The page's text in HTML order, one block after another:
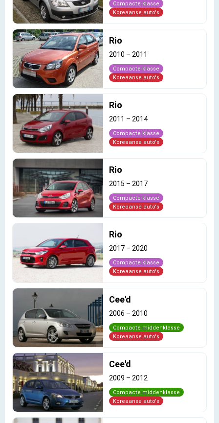
Compacte klasse
Koreaanse auto's
Rio
2010 – 2011
Compacte klasse
Koreaanse auto's
Rio
2011 – 2014
Compacte klasse
Koreaanse auto's
Rio
2015 – 2017
Compacte klasse
Koreaanse auto's
Rio
2017 – 2020
Compacte klasse
Koreaanse auto's
Cee'd
2006 – 2010
Compacte middenklasse
Koreaanse auto's
Cee'd
2009 – 2012
Compacte middenklasse
Koreaanse auto's